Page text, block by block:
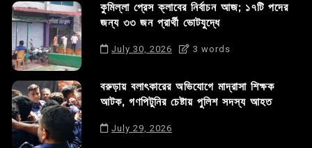
কুমিল্লা প্রেস ক্লাবের নির্বাচন আজ; ১৭টি পদের
জন্য ৩৩ জন প্রার্থী ভোটযুদ্ধে
July 30, 2026 3 words
বরুড়ায় বলাৎকারের অভিযোগে মাদ্রাসা শিক্ষক
আটক, গণপিটুনির চেষ্টায় পুলিশ সদস্য আহত
July 29, 2026